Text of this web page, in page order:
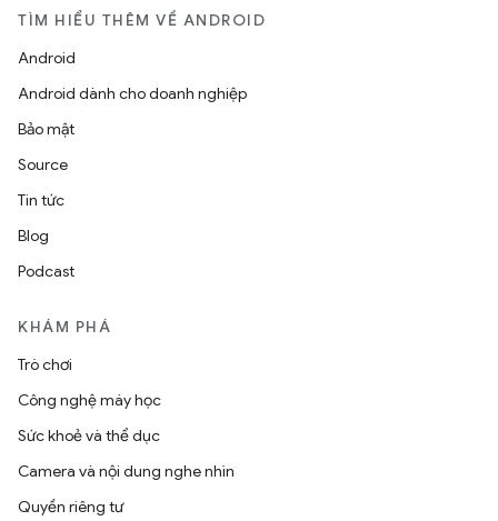
TÌM HIỂU THÊM VỀ ANDROID
Android
Android dành cho doanh nghiệp
Bảo mật
Source
Tin tức
Blog
Podcast
KHÁM PHÁ
Trò chơi
Công nghệ máy học
Sức khoẻ và thể dục
Camera và nội dung nghe nhìn
Quyền riêng tư